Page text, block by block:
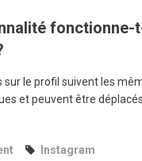
fonctionne-
sur le profil suivent les
et peuvent être
on
Instagram